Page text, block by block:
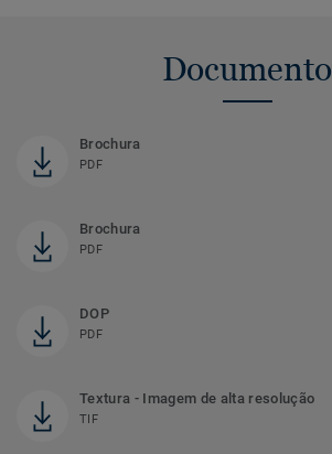
Documento
Brochura
PDF
Brochura
PDF
DOP
PDF
Textura - Imagem de alta resolução
TIF